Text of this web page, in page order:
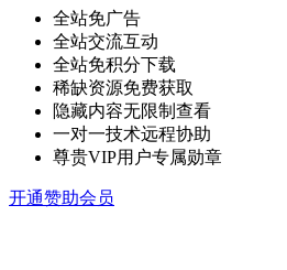
全站免广告
全站交流互动
全站免积分下载
稀缺资源免费获取
隐藏内容无限制查看
一对一技术远程协助
尊贵VIP用户专属勋章
开通赞助会员